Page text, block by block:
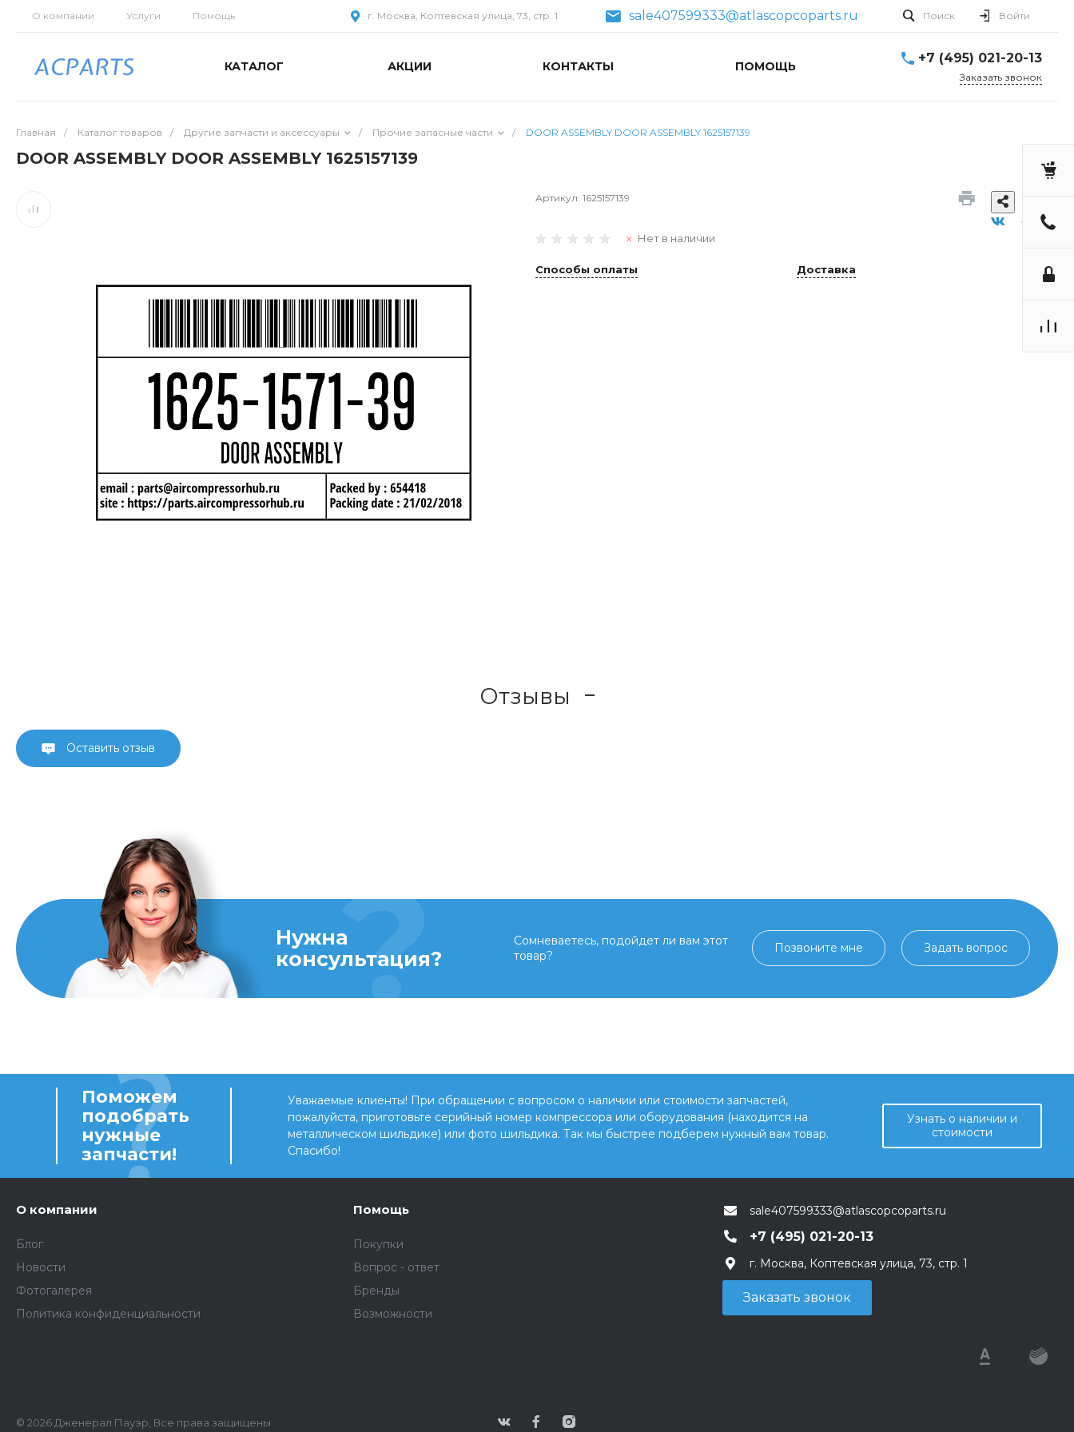
О компании Услуги Помощь г. Москва, Коптевская улица, 73, стр. 1 sale407599333@atlascopcoparts.ru Поиск Войти
КАТАЛОГ АКЦИИ КОНТАКТЫ ПОМОЩЬ
+7 (495) 021-20-13
Заказать звонок
Главная / Каталог товаров / Другие запчасти и аксессуары / Прочие запасные части / DOOR ASSEMBLY DOOR ASSEMBLY 1625157139
DOOR ASSEMBLY DOOR ASSEMBLY 1625157139
Артикул: 1625157139
Нет в наличии
Способы оплаты Доставка
Отзывы
Оставить отзыв
Нужна
консультация?
Сомневаетесь, подойдет ли вам этот
товар?
Позвоните мне Задать вопрос
Поможем
подобрать
нужные
запчасти!
Уважаемые клиенты! При обращении с вопросом о наличии или стоимости запчастей,
пожалуйста, приготовьте серийный номер компрессора или оборудования (находится на
металлическом шильдике) или фото шильдика. Так мы быстрее подберем нужный вам товар.
Спасибо!
Узнать о наличии и
стоимости
О компании
Блог
Новости
Фотогалерея
Политика конфиденциальности
Помощь
Покупки
Вопрос - ответ
Бренды
Возможности
sale407599333@atlascopcoparts.ru
+7 (495) 021-20-13
г. Москва, Коптевская улица, 73, стр. 1
Заказать звонок
© 2026 Дженерал Пауэр, Все права защищены